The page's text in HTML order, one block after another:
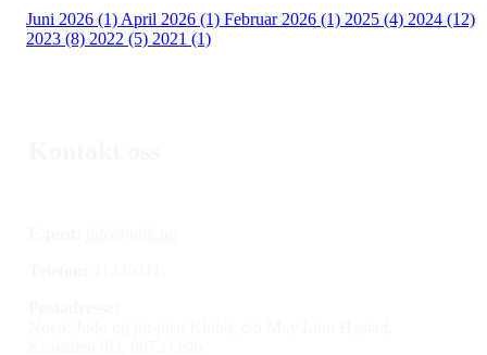
Juni 2026 (1) April 2026 (1) Februar 2026 (1) 2025 (4) 2024 (12)
2023 (8) 2022 (5) 2021 (1)